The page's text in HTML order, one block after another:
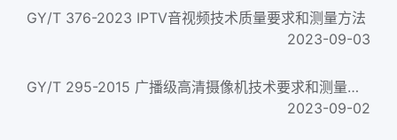
GY/T 376-2023 IPTV音视频技术质量要求和测量方法
2023-09-03
GY/T 295-2015 广播级高清摄像机技术要求和测量方法 Technical requirements and measurement methods of professio...
2023-09-02